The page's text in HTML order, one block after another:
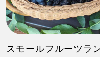
スモールフルーツラ